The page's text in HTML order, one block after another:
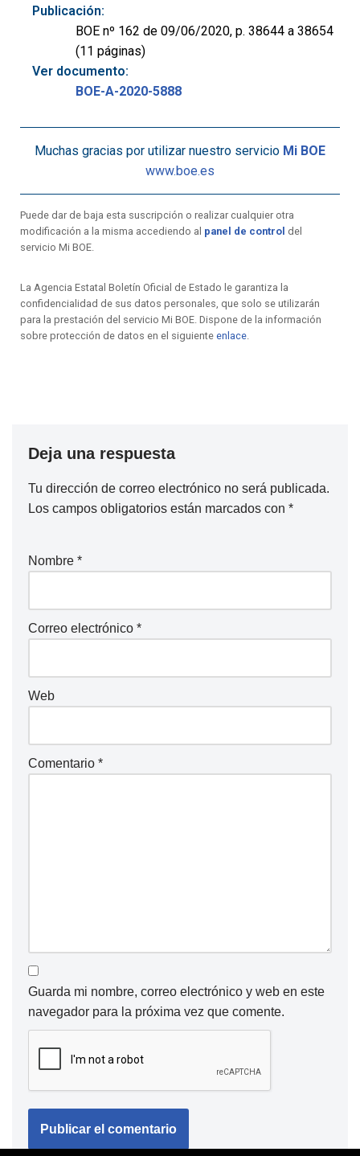
Publicación:
BOE nº 162 de 09/06/2020, p. 38644 a 38654
(11 páginas)
Ver documento:
BOE-A-2020-5888
Muchas gracias por utilizar nuestro servicio Mi BOE
www.boe.es
Puede dar de baja esta suscripción o realizar cualquier otra
modificación a la misma accediendo al panel de control del
servicio Mi BOE.
La Agencia Estatal Boletín Oficial de Estado le garantiza la
confidencialidad de sus datos personales, que solo se utilizarán
para la prestación del servicio Mi BOE. Dispone de la información
sobre protección de datos en el siguiente enlace.
Deja una respuesta
Tu dirección de correo electrónico no será publicada.
Los campos obligatorios están marcados con *
Nombre *
Correo electrónico *
Web
Comentario *
Guarda mi nombre, correo electrónico y web en este
navegador para la próxima vez que comente.